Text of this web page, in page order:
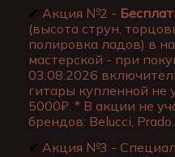
✔ Акция №2 -
(высота струн,
полировка ладов) в
мастерской - при
03.08.2026
гитары купленной не
5000₽. * В акции не
брендов: Belucci, Prado.
✔ Акция №3 -